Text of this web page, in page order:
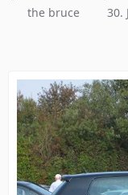
the bruce 30.